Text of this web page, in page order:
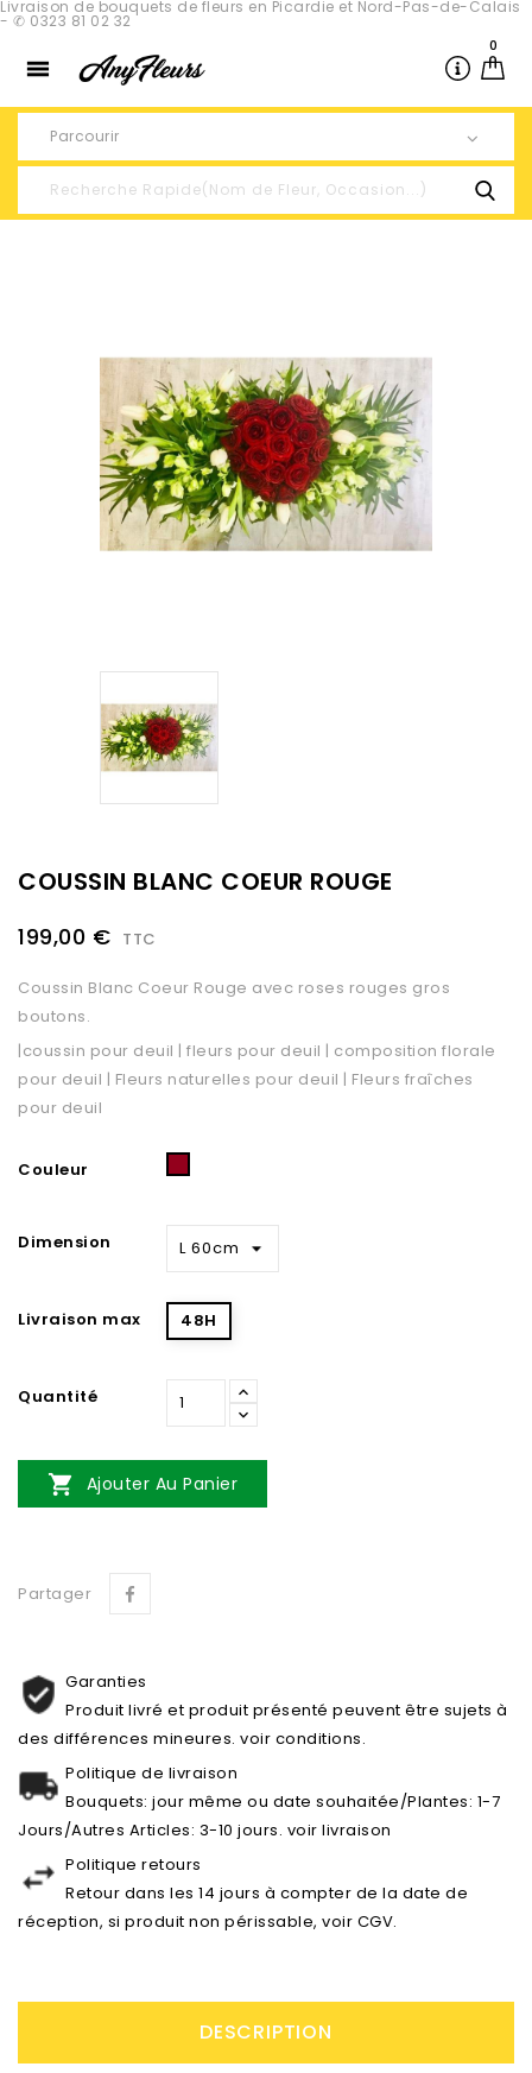
Livraison de bouquets de fleurs en Picardie et Nord-Pas-de-Calais
- ✆ 0323 81 02 32

0
Parcourir
COUSSIN BLANC COEUR ROUGE
199,00 € TTC
Coussin Blanc Coeur Rouge avec roses rouges gros
boutons.
|coussin pour deuil | fleurs pour deuil | composition florale
pour deuil | Fleurs naturelles pour deuil | Fleurs fraîches
pour deuil
Couleur
Blanc
Dimension
Livraison max 48H
Quantité
 Ajouter Au Panier
Partager
Garanties
Produit livré et produit présenté peuvent être sujets à
des différences mineures. voir conditions.
Politique de livraison
Bouquets: jour même ou date souhaitée/Plantes: 1-7
Jours/Autres Articles: 3-10 jours. voir livraison
Politique retours
Retour dans les 14 jours à compter de la date de
réception, si produit non périssable, voir CGV.
DESCRIPTION